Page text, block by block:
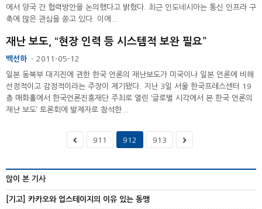
에서 양국 간 협력방안을 논의했다고 밝혔다. 최근 인도네시아는 통신 인프라 구
축에 많은 관심을 쏟고 있다. 이에...
재난 보도, “현장 인력 등 시스템적 보완 필요”
백선하 - 2011-05-12
일본 동북부 대지진에 관한 한국 언론의 재난보도가 미국이나 일본 언론에 비해
선정적이고 감정적이라는 주장이 제기됐다. 지난 3일 서울 한국프레스센터 19
층 매화홀에서 한국언론진흥재단 주최로 열린 ‘글로벌 시각에서 본 한국 언론의
재난 보도’ 토론회에 발제자로 참석한...
911 912 913
많이 본 기사
[기고] 카카오와 업스테이지의 이유 있는 동맹